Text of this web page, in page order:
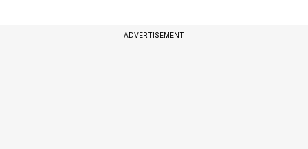
ADVERTISEMENT